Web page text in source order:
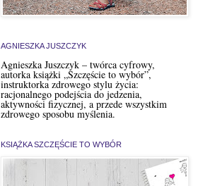
AGNIESZKA JUSZCZYK
Agnieszka Juszczyk – twórca cyfrowy,
autorka książki „Szczęście to wybór”,
instruktorka zdrowego stylu życia:
racjonalnego podejścia do jedzenia,
aktywności fizycznej, a przede wszystkim
zdrowego sposobu myślenia.
KSIĄŻKA SZCZĘŚCIE TO WYBÓR